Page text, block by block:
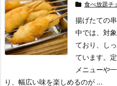
食べ放題チ
揚げたての
中では、対
ており、し
ています。
メニューや
り、幅広い味を楽しめるのが ...